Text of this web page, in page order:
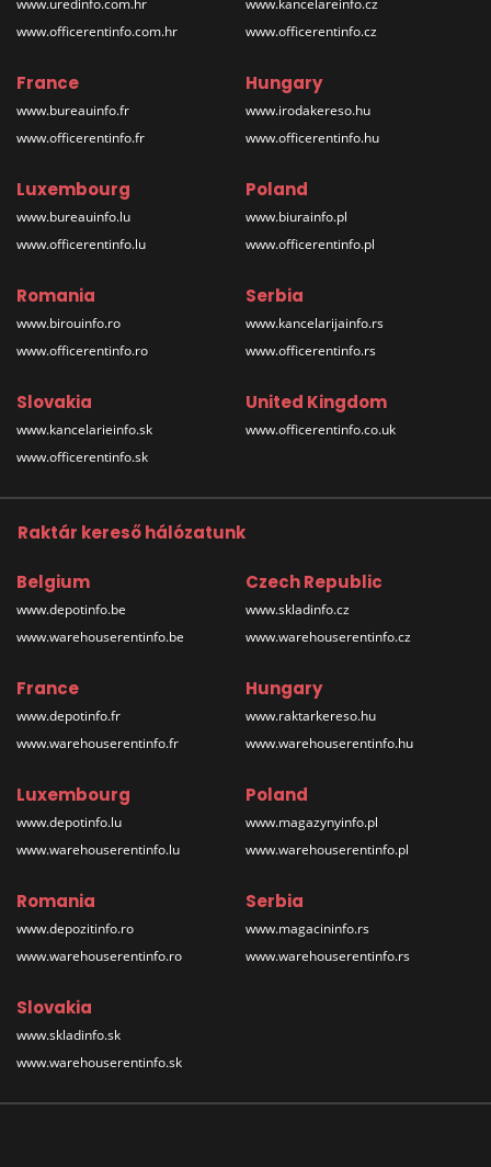
www.officerentinfo.com.hr
www.officerentinfo.cz
France
www.bureauinfo.fr
www.officerentinfo.fr
Hungary
www.irodakereso.hu
www.officerentinfo.hu
Luxembourg
www.bureauinfo.lu
www.officerentinfo.lu
Poland
www.biurainfo.pl
www.officerentinfo.pl
Romania
www.birouinfo.ro
www.officerentinfo.ro
Serbia
www.kancelarijainfo.rs
www.officerentinfo.rs
Slovakia
www.kancelarieinfo.sk
www.officerentinfo.sk
United Kingdom
www.officerentinfo.co.uk
Raktár kereső hálózatunk
Belgium
www.depotinfo.be
www.warehouserentinfo.be
Czech Republic
www.skladinfo.cz
www.warehouserentinfo.cz
France
www.depotinfo.fr
www.warehouserentinfo.fr
Hungary
www.raktarkereso.hu
www.warehouserentinfo.hu
Luxembourg
www.depotinfo.lu
www.warehouserentinfo.lu
Poland
www.magazynyinfo.pl
www.warehouserentinfo.pl
Romania
www.depozitinfo.ro
www.warehouserentinfo.ro
Serbia
www.magacininfo.rs
www.warehouserentinfo.rs
Slovakia
www.skladinfo.sk
www.warehouserentinfo.sk